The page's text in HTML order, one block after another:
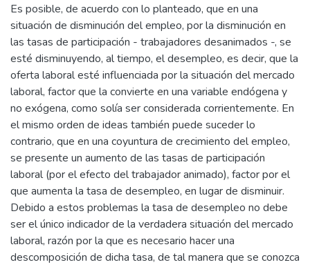
Es posible, de acuerdo con lo planteado, que en una
situación de disminución del empleo, por la disminución en
las tasas de participación - trabajadores desanimados -, se
esté disminuyendo, al tiempo, el desempleo, es decir, que la
oferta laboral esté influenciada por la situación del mercado
laboral, factor que la convierte en una variable endógena y
no exógena, como solía ser considerada corrientemente. En
el mismo orden de ideas también puede suceder lo
contrario, que en una coyuntura de crecimiento del empleo,
se presente un aumento de las tasas de participación
laboral (por el efecto del trabajador animado), factor por el
que aumenta la tasa de desempleo, en lugar de disminuir.
Debido a estos problemas la tasa de desempleo no debe
ser el único indicador de la verdadera situación del mercado
laboral, razón por la que es necesario hacer una
descomposición de dicha tasa, de tal manera que se conozca